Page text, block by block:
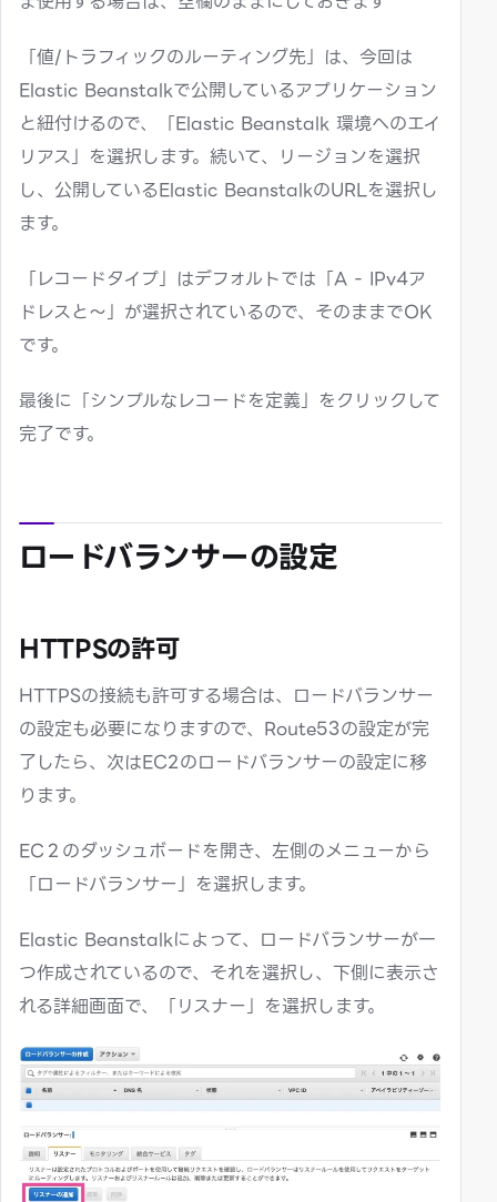
「値/トラフィックのルーティング先」は、今回は
Elastic Beanstalkで公開しているアプリケーション
と紐付けるので、「Elastic Beanstalk 環境へのエイ
リアス」を選択します。続いて、リージョンを選択
し、公開しているElastic BeanstalkのURLを選択し
ます。
「レコードタイプ」はデフォルトでは「A - IPv4ア
ドレスと〜」が選択されているので、そのままでOK
です。
最後に「シンプルなレコードを定義」をクリックして
完了です。
ロードバランサーの設定
HTTPSの許可
HTTPSの接続も許可する場合は、ロードバランサー
の設定も必要になりますので、Route53の設定が完
了したら、次はEC2のロードバランサーの設定に移
ります。
EC２のダッシュボードを開き、左側のメニューから
「ロードバランサー」を選択します。
Elastic Beanstalkによって、ロードバランサーが一
つ作成されているので、それを選択し、下側に表示さ
れる詳細画面で、「リスナー」を選択します。